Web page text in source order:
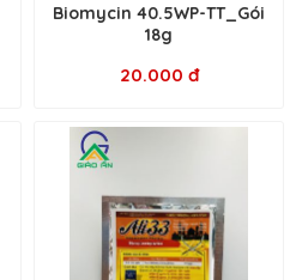
Biomycin 40.5WP-TT_Gói
18g
20.000 đ